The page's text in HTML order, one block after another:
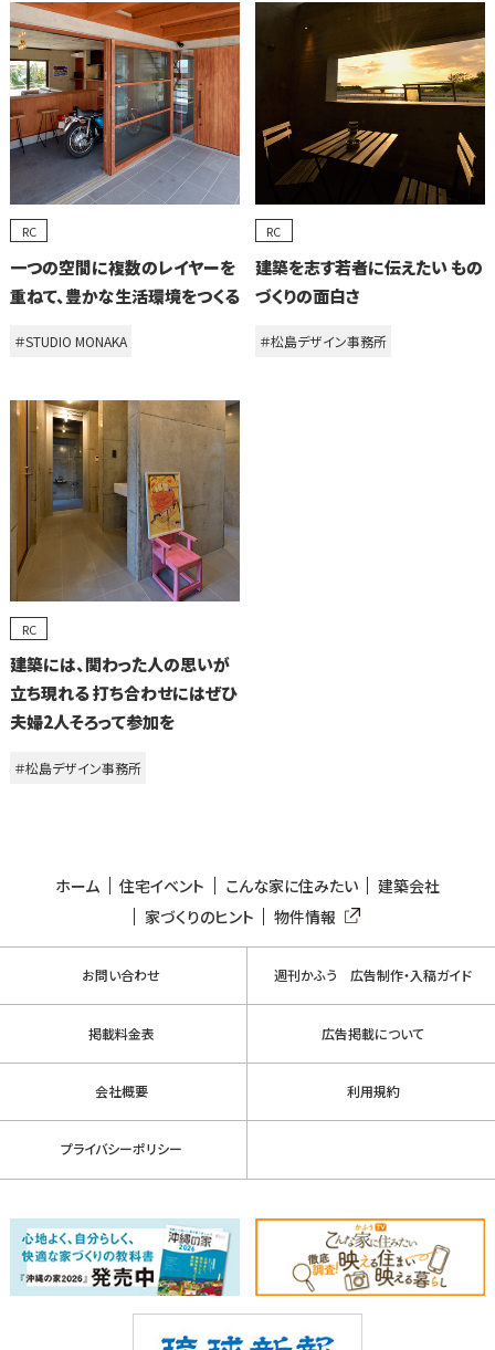
RC
一つの空間に複数のレイヤーを
重ねて、豊かな生活環境をつくる
＃STUDIO MONAKA
RC
建築を志す若者に伝えたい もの
づくりの面白さ
＃松島デザイン事務所
RC
建築には、関わった人の思いが
立ち現れる 打ち合わせにはぜひ
夫婦2人そろって参加を
＃松島デザイン事務所
ホーム 住宅イベント こんな家に住みたい
建築会社
家づくりのヒント
物件情報
お問い合わせ 週刊かふう 広告制作・入稿ガイド
掲載料金表 広告掲載について
会社概要 利用規約
プライバシーポリシー